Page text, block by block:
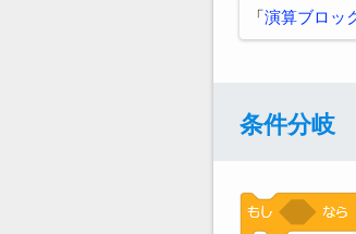
「演算ブロッ
条件分岐